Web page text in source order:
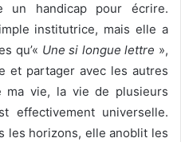
un handicap pour écrire.
institutrice, mais elle a
qu’« Une si longue lettre »,
et partager avec les autres
ma vie, la vie de plusieurs
effectivement universelle.
les horizons, elle anoblit les